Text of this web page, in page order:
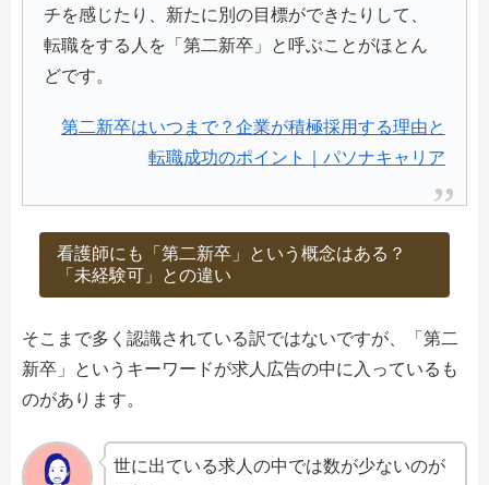
チを感じたり、新たに別の目標ができたりして、
転職をする人を「第二新卒」と呼ぶことがほとん
どです。
第二新卒はいつまで？企業が積極採用する理由と
転職成功のポイント｜パソナキャリア
看護師にも「第二新卒」という概念はある？
「未経験可」との違い
そこまで多く認識されている訳ではないですが、「第二
新卒」というキーワードが求人広告の中に入っているも
のがあります。
世に出ている求人の中では数が少ないのが